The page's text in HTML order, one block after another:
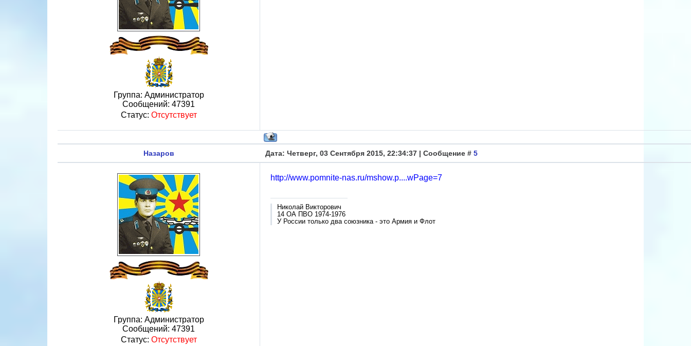
Группа: Администратор
Сообщений: 47391
Статус: Отсутствует
Назаров Дата: Четверг, 03 Сентября 2015, 22:34:37 | Сообщение # 5
Группа: Администратор
Сообщений: 47391
Статус: Отсутствует
http://www.pomnite-nas.ru/mshow.p....wPage=7
Николай Викторович
14 ОА ПВО 1974-1976
У России только два союзника - это Армия и Флот